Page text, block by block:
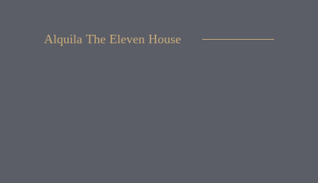
Alquila The Eleven House